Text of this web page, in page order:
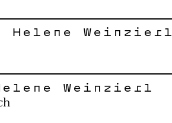
| Helene Weinzierl
Weinzierl